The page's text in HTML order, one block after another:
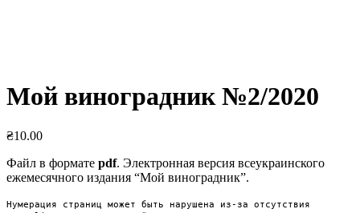
Мой виноградник №2/2020
₴10.00
Файл в формате pdf. Электронная версия всеукраинского
ежемесячного издания “Мой виноградник”.
Нумерация страниц может быть нарушена из-за отсутствия